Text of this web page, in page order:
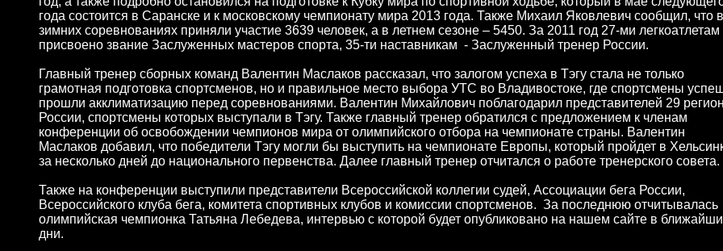
года состоится в Саранске и к московскому чемпионату мира 2013 года. Также Михаил Яковлевич сообщил, что в
зимних соревнованиях приняли участие 3639 человек, а в летнем сезоне – 5450. За 2011 год 27-ми легкоатлетам
присвоено звание Заслуженных мастеров спорта, 35-ти наставникам - Заслуженный тренер России.
Главный тренер сборных команд Валентин Маслаков рассказал, что залогом успеха в Тэгу стала не только
грамотная подготовка спортсменов, но и правильное место выбора УТС во Владивостоке, где спортсмены
прошли акклиматизацию перед соревнованиями. Валентин Михайлович поблагодарил представителей 29
России, спортсмены которых выступали в Тэгу. Также главный тренер обратился с предложением к членам
конференции об освобождении чемпионов мира от олимпийского отбора на чемпионате страны. Валентин
Маслаков добавил, что победители Тэгу могли бы выступить на чемпионате Европы, который пройдет в
за несколько дней до национального первенства. Далее главный тренер отчитался о работе тренерского совета.
Также на конференции выступили представители Всероссийской коллегии судей, Ассоциации бега России,
Всероссийского клуба бега, комитета спортивных клубов и комиссии спортсменов. За последнюю отчитывалась
олимпийская чемпионка Татьяна Лебедева, интервью с которой будет опубликовано на нашем сайте в
дни.